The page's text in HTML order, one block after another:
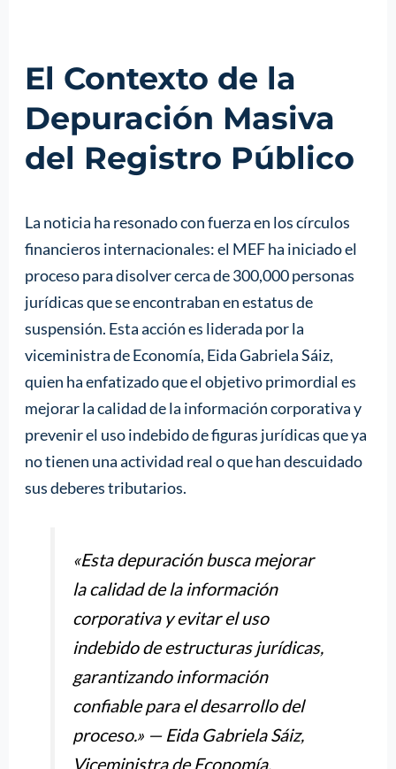
El Contexto de la
Depuración Masiva
del Registro Público
La noticia ha resonado con fuerza en los círculos
financieros internacionales: el MEF ha iniciado el
proceso para disolver cerca de 300,000 personas
jurídicas que se encontraban en estatus de
suspensión. Esta acción es liderada por la
viceministra de Economía, Eida Gabriela Sáiz,
quien ha enfatizado que el objetivo primordial es
mejorar la calidad de la información corporativa y
prevenir el uso indebido de figuras jurídicas que ya
no tienen una actividad real o que han descuidado
sus deberes tributarios.
«Esta depuración busca mejorar
la calidad de la información
corporativa y evitar el uso
indebido de estructuras jurídicas,
garantizando información
confiable para el desarrollo del
proceso.» — Eida Gabriela Sáiz,
Viceministra de Economía.